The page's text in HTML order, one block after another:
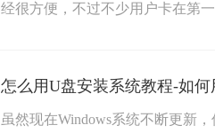
经很方便，不过不少用户卡在第
怎么用U盘安装系统教程-如
虽然现在Windows系统不断更新